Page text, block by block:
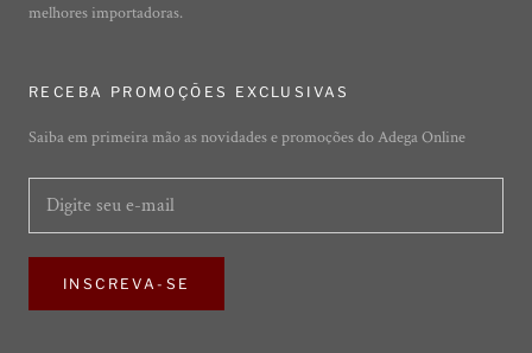
melhores importadoras.
RECEBA PROMOÇÕES EXCLUSIVAS
Saiba em primeira mão as novidades e promoções do Adega Online
INSCREVA-SE